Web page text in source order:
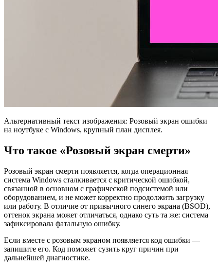
Альтернативный текст изображения: Розовый экран ошибки
на ноутбуке с Windows, крупный план дисплея.
Что такое «Розовый экран смерти»
Розовый экран смерти появляется, когда операционная
система Windows сталкивается с критической ошибкой,
связанной в основном с графической подсистемой или
оборудованием, и не может корректно продолжить загрузку
или работу. В отличие от привычного синего экрана (BSOD),
оттенок экрана может отличаться, однако суть та же: система
зафиксировала фатальную ошибку.
Если вместе с розовым экраном появляется код ошибки —
запишите его. Код поможет сузить круг причин при
дальнейшей диагностике.